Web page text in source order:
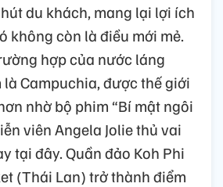
du khách, mang lại lợi ích
không còn là điều mới mẻ.
hợp của nước láng
Campuchia, được thế giới
nhờ bộ phim “Bí mật ngôi
viên Angela Jolie thủ vai
tại đây. Quần đảo Koh Phi
(Thái Lan) trở thành điểm